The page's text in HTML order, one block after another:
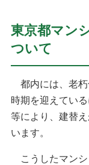
東京都マン
ついて
都内には、老朽
時期を迎えてい
等により、建替
います。
こうしたマンシ